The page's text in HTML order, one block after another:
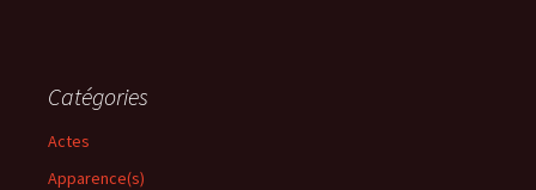
Catégories
Actes
Apparence(s)